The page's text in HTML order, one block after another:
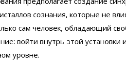
сознания, которые не
сам человек, обладающий
войти внутрь этой
уровне.